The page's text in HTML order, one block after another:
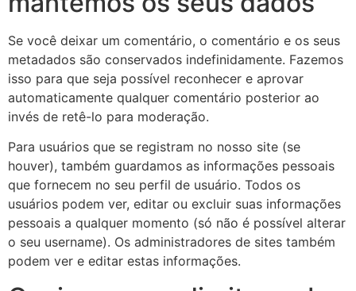
Se você deixar um comentário, o comentário e os seus
metadados são conservados indefinidamente. Fazemos
isso para que seja possível reconhecer e aprovar
automaticamente qualquer comentário posterior ao
invés de retê-lo para moderação.
Para usuários que se registram no nosso site (se
houver), também guardamos as informações pessoais
que fornecem no seu perfil de usuário. Todos os
usuários podem ver, editar ou excluir suas informações
pessoais a qualquer momento (só não é possível alterar
o seu username). Os administradores de sites também
podem ver e editar estas informações.